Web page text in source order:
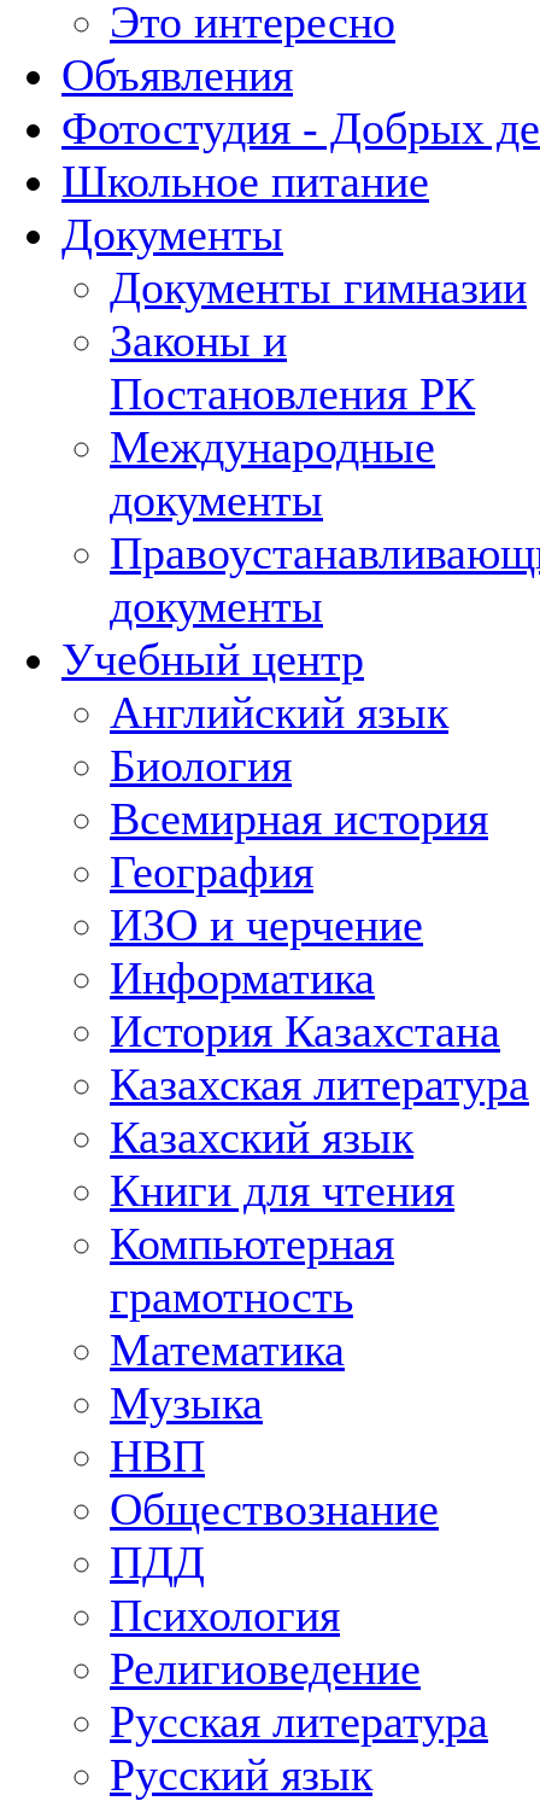
Это интересно
Объявления
Фотостудия - Добрых
Школьное питание
Документы
Документы гимназии
Законы и
Постановления РК
Международные
документы
документы
Учебный центр
Английский язык
Биология
Всемирная история
География
ИЗО и черчение
Информатика
История Казахстана
Казахская литература
Казахский язык
Книги для чтения
Компьютерная
грамотность
Математика
Музыка
НВП
Обществознание
ПДД
Психология
Религиоведение
Русская литература
Русский язык